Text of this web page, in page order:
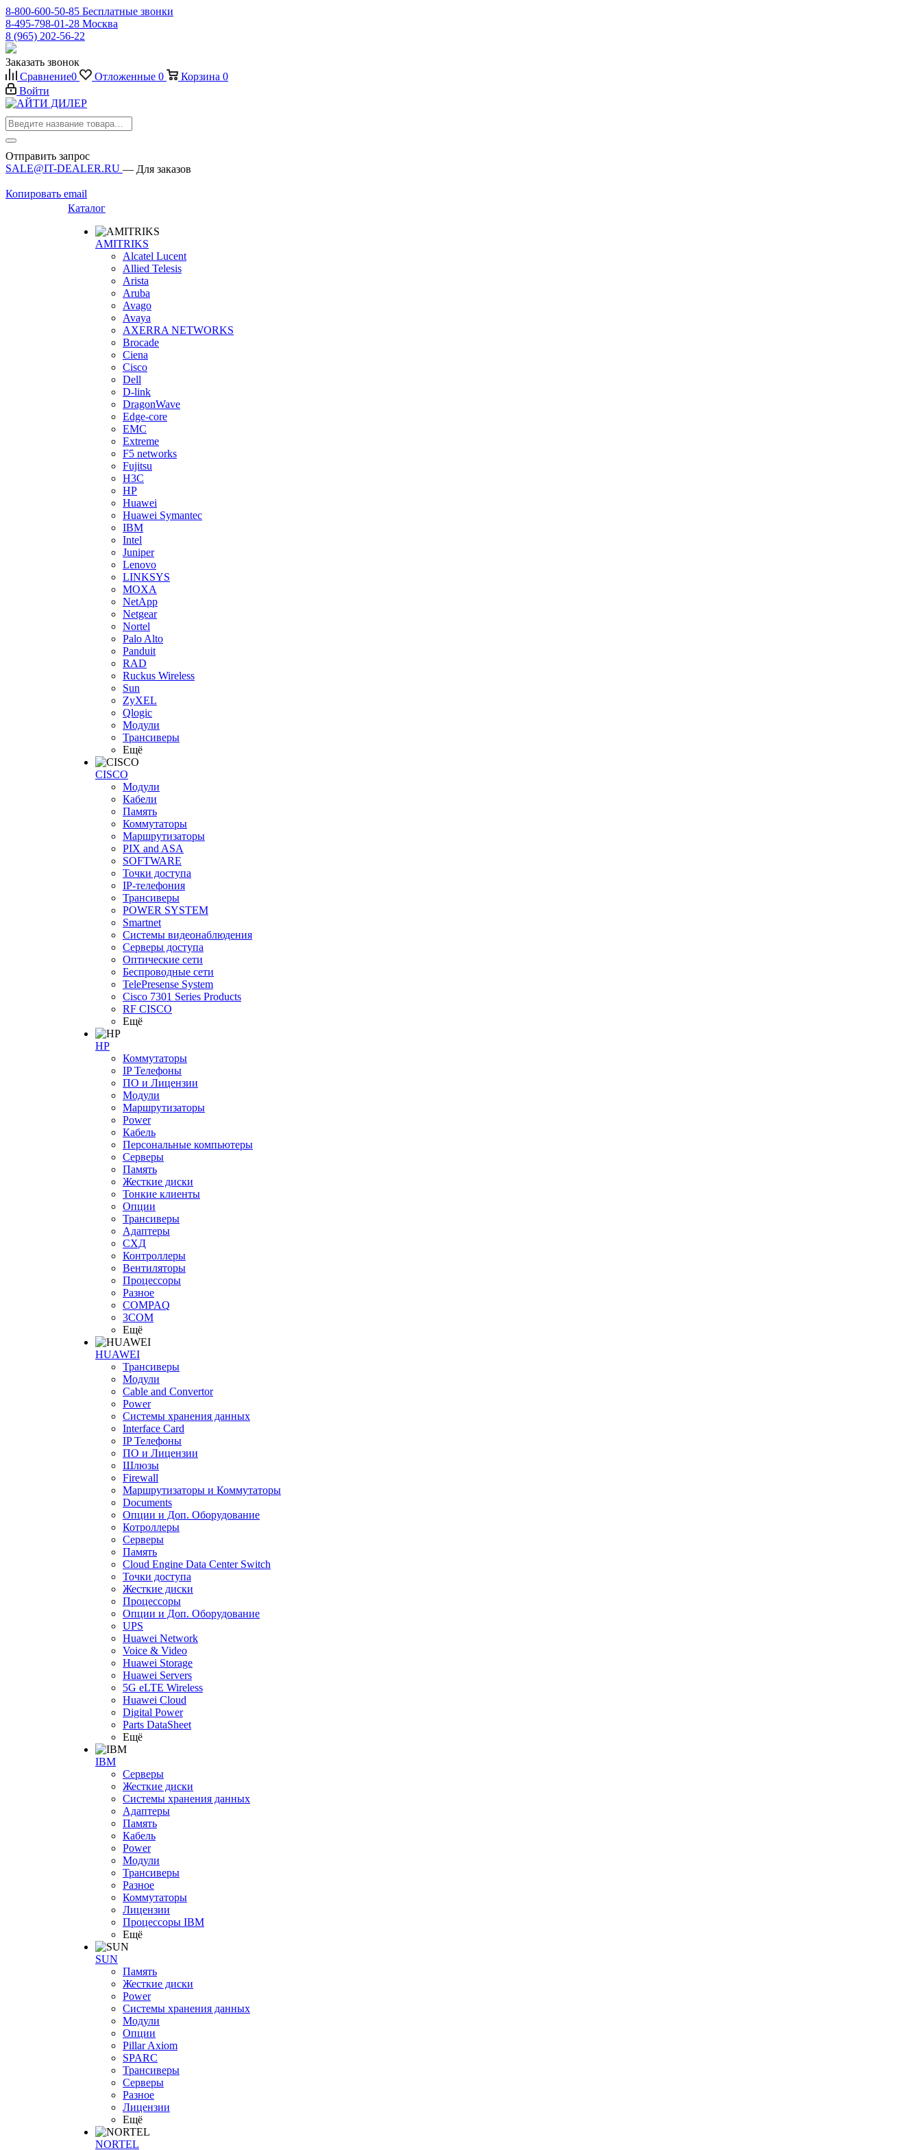
8-800-600-50-85 Бесплатные звонки
8-495-798-01-28 Москва
8 (965) 202-56-22
Заказать звонок
Сравнение0 Отложенные 0 Корзина 0
Войти
Отправить запрос
SALE@IT-DEALER.RU — Для заказов
Копировать email
Каталог
AMITRIKS
Alcatel Lucent
Allied Telesis
Arista
Aruba
Avago
Avaya
AXERRA NETWORKS
Brocade
Ciena
Cisco
Dell
D-link
DragonWave
Edge-core
EMC
Extreme
F5 networks
Fujitsu
H3С
HP
Huawei
Huawei Symantec
IBM
Intel
Juniper
Lenovo
LINKSYS
MOXA
NetApp
Netgear
Nortel
Palo Alto
Panduit
RAD
Ruckus Wireless
Sun
ZyXEL
Qlogic
Модули
Трансиверы
Ещё
CISCO
Модули
Кабели
Память
Коммутаторы
Маршрутизаторы
PIX and ASA
SOFTWARE
Точки доступа
IP-телефония
Трансиверы
POWER SYSTEM
Smartnet
Системы видеонаблюдения
Серверы доступа
Оптические сети
Беспроводные сети
TelePresense System
Cisco 7301 Series Products
RF CISCO
Ещё
HP
Коммутаторы
IP Телефоны
ПО и Лицензии
Модули
Маршрутизаторы
Power
Кабель
Персональные компьютеры
Серверы
Память
Жесткие диски
Тонкие клиенты
Опции
Трансиверы
Адаптеры
СХД
Контроллеры
Вентиляторы
Процессоры
Разное
COMPAQ
3COM
Ещё
HUAWEI
Трансиверы
Модули
Cable and Convertor
Power
Системы хранения данных
Interface Card
IP Телефоны
ПО и Лицензии
Шлюзы
Firewall
Маршрутизаторы и Коммутаторы
Documents
Опции и Доп. Оборудование
Котроллеры
Серверы
Память
Cloud Engine Data Center Switch
Точки доступа
Жесткие диски
Процессоры
Опции и Доп. Оборудование
UPS
Huawei Network
Voice & Video
Huawei Storage
Huawei Servers
5G eLTE Wireless
Huawei Cloud
Digital Power
Parts DataSheet
Ещё
IBM
Серверы
Жесткие диски
Системы хранения данных
Адаптеры
Память
Кабель
Power
Модули
Трансиверы
Разное
Коммутаторы
Лицензии
Процессоры IBM
Ещё
SUN
Память
Жесткие диски
Power
Системы хранения данных
Модули
Опции
Pillar Axiom
SPARC
Трансиверы
Серверы
Разное
Лицензии
Ещё
NORTEL